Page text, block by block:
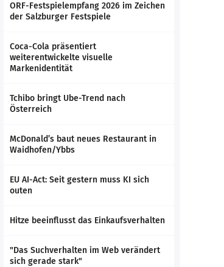
ORF-Festspielempfang 2026 im Zeichen
der Salzburger Festspiele
Coca-Cola präsentiert
weiterentwickelte visuelle
Markenidentität
Tchibo bringt Ube-Trend nach
Österreich
McDonald’s baut neues Restaurant in
Waidhofen/Ybbs
EU AI-Act: Seit gestern muss KI sich
outen
Hitze beeinflusst das Einkaufsverhalten
"Das Suchverhalten im Web verändert
sich gerade stark"